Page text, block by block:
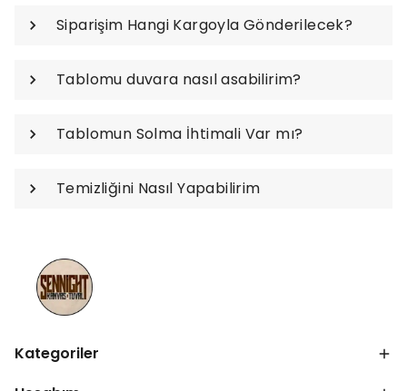
Siparişim Hangi Kargoyla Gönderilecek?
Tablomu duvara nasıl asabilirim?
Tablomun Solma İhtimali Var mı?
Temizliğini Nasıl Yapabilirim
Kategoriler